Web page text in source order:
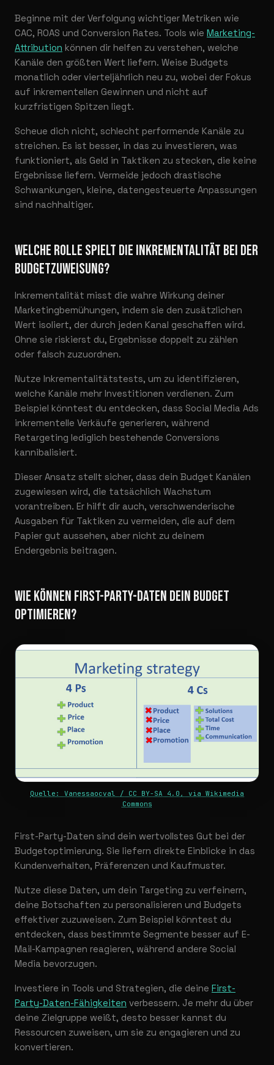
Beginne mit der Verfolgung wichtiger Metriken wie
CAC, ROAS und Conversion Rates. Tools wie Marketing-
Attribution können dir helfen zu verstehen, welche
Kanäle den größten Wert liefern. Weise Budgets
monatlich oder vierteljährlich neu zu, wobei der Fokus
auf inkrementellen Gewinnen und nicht auf
kurzfristigen Spitzen liegt.
Scheue dich nicht, schlecht performende Kanäle zu
streichen. Es ist besser, in das zu investieren, was
funktioniert, als Geld in Taktiken zu stecken, die keine
Ergebnisse liefern. Vermeide jedoch drastische
Schwankungen, kleine, datengesteuerte Anpassungen
sind nachhaltiger.
WELCHE ROLLE SPIELT DIE INKREMENTALITÄT BEI DER
BUDGETZUWEISUNG?
Inkrementalität misst die wahre Wirkung deiner
Marketingbemühungen, indem sie den zusätzlichen
Wert isoliert, der durch jeden Kanal geschaffen wird.
Ohne sie riskierst du, Ergebnisse doppelt zu zählen
oder falsch zuzuordnen.
Nutze Inkrementalitätstests, um zu identifizieren,
welche Kanäle mehr Investitionen verdienen. Zum
Beispiel könntest du entdecken, dass Social Media Ads
inkrementelle Verkäufe generieren, während
Retargeting lediglich bestehende Conversions
kannibalisiert.
Dieser Ansatz stellt sicher, dass dein Budget Kanälen
zugewiesen wird, die tatsächlich Wachstum
vorantreiben. Er hilft dir auch, verschwenderische
Ausgaben für Taktiken zu vermeiden, die auf dem
Papier gut aussehen, aber nicht zu deinem
Endergebnis beitragen.
WIE KÖNNEN FIRST-PARTY-DATEN DEIN BUDGET
OPTIMIEREN?
Quelle: Vanessaocval / CC BY-SA 4.0, via Wikimedia
Commons
First-Party-Daten sind dein wertvollstes Gut bei der
Budgetoptimierung. Sie liefern direkte Einblicke in das
Kundenverhalten, Präferenzen und Kaufmuster.
Nutze diese Daten, um dein Targeting zu verfeinern,
deine Botschaften zu personalisieren und Budgets
effektiver zuzuweisen. Zum Beispiel könntest du
entdecken, dass bestimmte Segmente besser auf E-
Mail-Kampagnen reagieren, während andere Social
Media bevorzugen.
Investiere in Tools und Strategien, die deine First-
Party-Daten-Fähigkeiten verbessern. Je mehr du über
deine Zielgruppe weißt, desto besser kannst du
Ressourcen zuweisen, um sie zu engagieren und zu
konvertieren.